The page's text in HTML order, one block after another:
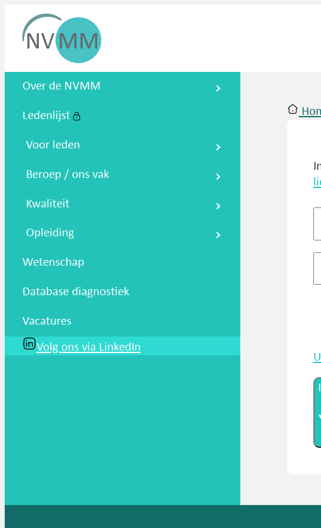
Nederlandse Vereniging voor
Over de NVMM
Ledenlijst
Voor leden
Beroep / ons vak
Kwaliteit
Opleiding
Wetenschap
Database diagnostiek
Vacatures
Volg ons via LinkedIn